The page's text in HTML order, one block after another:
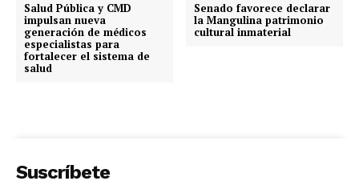
Salud Pública y CMD
impulsan nueva
generación de médicos
especialistas para
fortalecer el sistema de
salud
Senado favorece declarar
la Mangulina patrimonio
cultural inmaterial
Suscríbete